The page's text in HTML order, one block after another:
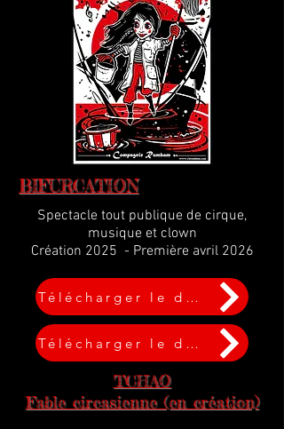
BIFURCATION
Spectacle tout publique de cirque,
musique et clown
Création 2025 - Première avril 2026
Télécharger le dossier
Télécharger le dossier
TCHAO
Fable circasienne (en création)